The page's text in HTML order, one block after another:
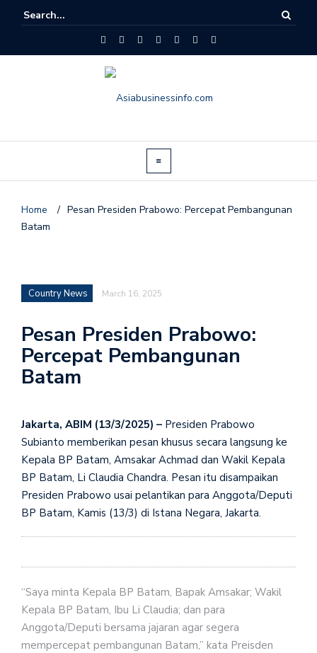
Home / Pesan Presiden Prabowo: Percepat Pembangunan
Batam
Country News March 16, 2025
Pesan Presiden Prabowo:
Percepat Pembangunan
Batam
Jakarta, ABIM (13/3/2025) – Presiden Prabowo
Subianto memberikan pesan khusus secara langsung ke
Kepala BP Batam, Amsakar Achmad dan Wakil Kepala
BP Batam, Li Claudia Chandra. Pesan itu disampaikan
Presiden Prabowo usai pelantikan para Anggota/Deputi
BP Batam, Kamis (13/3) di Istana Negara, Jakarta.
“Saya minta Kepala BP Batam, Bapak Amsakar; Wakil
Kepala BP Batam, Ibu Li Claudia; dan para
Anggota/Deputi bersama jajaran agar segera
mempercepat pembangunan Batam,” kata Preisden